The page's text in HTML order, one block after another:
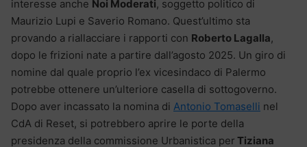
interesse anche Noi Moderati, soggetto politico di
Maurizio Lupi e Saverio Romano. Quest’ultimo sta
provando a riallacciare i rapporti con Roberto Lagalla,
dopo le frizioni nate a partire dall’agosto 2025. Un giro di
nomine dal quale proprio l’ex vicesindaco di Palermo
potrebbe ottenere un’ulteriore casella di sottogoverno.
Dopo aver incassato la nomina di Antonio Tomaselli nel
CdA di Reset, si potrebbero aprire le porte della
presidenza della commissione Urbanistica per Tiziana